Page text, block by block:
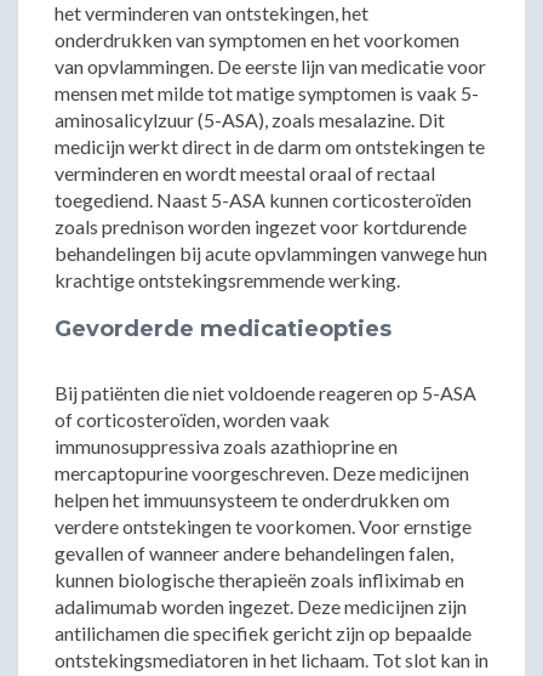
het verminderen van ontstekingen, het
onderdrukken van symptomen en het voorkomen
van opvlammingen. De eerste lijn van medicatie voor
mensen met milde tot matige symptomen is vaak 5-
aminosalicylzuur (5-ASA), zoals mesalazine. Dit
medicijn werkt direct in de darm om ontstekingen te
verminderen en wordt meestal oraal of rectaal
toegediend. Naast 5-ASA kunnen corticosteroïden
zoals prednison worden ingezet voor kortdurende
behandelingen bij acute opvlammingen vanwege hun
krachtige ontstekingsremmende werking.
Gevorderde medicatieopties
Bij patiënten die niet voldoende reageren op 5-ASA
of corticosteroïden, worden vaak
immunosuppressiva zoals azathioprine en
mercaptopurine voorgeschreven. Deze medicijnen
helpen het immuunsysteem te onderdrukken om
verdere ontstekingen te voorkomen. Voor ernstige
gevallen of wanneer andere behandelingen falen,
kunnen biologische therapieën zoals infliximab en
adalimumab worden ingezet. Deze medicijnen zijn
antilichamen die specifiek gericht zijn op bepaalde
ontstekingsmediatoren in het lichaam. Tot slot kan in